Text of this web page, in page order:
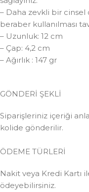
– Daha zevkli bir cinsel
beraber kullanılması
– Uzunluk: 12 cm
– Çap: 4,2 cm
– Ağırlık : 147 gr
GÖNDERİ ŞEKLİ
Siparişleriniz içeriği
kolide gönderilir.
ÖDEME TÜRLERİ
Nakit veya Kredi Kartı
ödeyebilirsiniz.